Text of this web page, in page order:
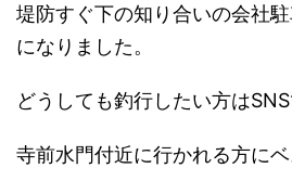
堤防すぐ下の知り合いの会社
になりました。
どうしても釣行したい方はSNS
寺前水門付近に行かれる方に